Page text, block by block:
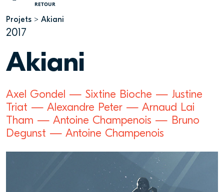
RETOUR
Projets Akiani
2017
Akiani
Axel Gondel — Sixtine Bioche — Justine
Triat — Alexandre Peter — Arnaud Lai
Tham — Antoine Champenois — Bruno
Degunst — Antoine Champenois